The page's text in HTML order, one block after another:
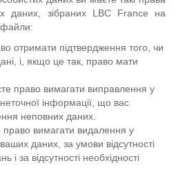
даних, зібраних LBC France на
файли:
отримати підтвердження того, чи
і, якщо це так, право мати
право вимагати виправлення у
інформації, що вас
неповних даних.
вимагати видалення у
даних, за умови відсутності
і за відсутності необхідності